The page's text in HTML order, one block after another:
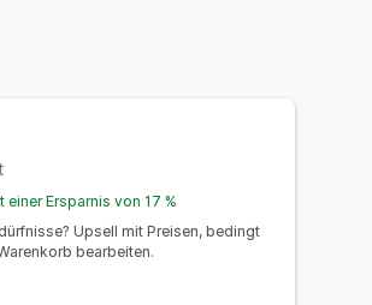
Ersparnis von 17 %
Upsell mit Preisen, bedingt
bearbeiten.